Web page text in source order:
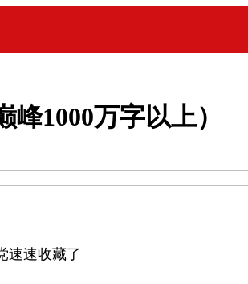
1000万字以上）
速速收藏了